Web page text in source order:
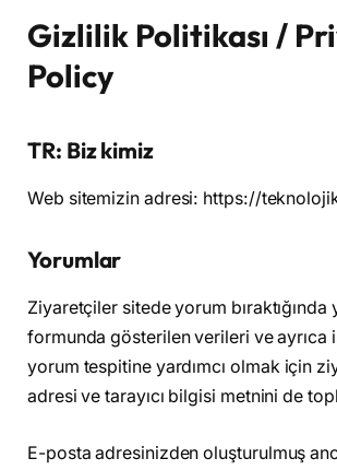
Gizlilik Politikası /
Policy
TR: Biz kimiz
Web sitemizin adresi: https://
Yorumlar
Ziyaretçiler sitede yorum bıraktığında
formunda gösterilen verileri ve ayrıca
yorum tespitine yardımcı olmak için
adresi ve tarayıcı bilgisi metnini de
E-posta adresinizden oluşturulmuş